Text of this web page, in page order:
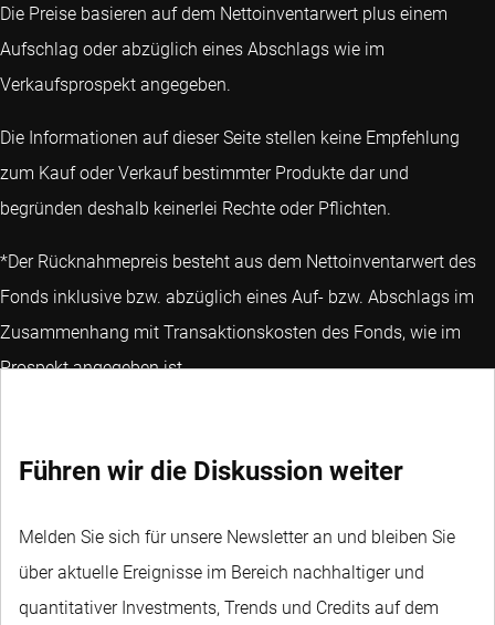
Die Preise basieren auf dem Nettoinventarwert plus einem
Aufschlag oder abzüglich eines Abschlags wie im
Verkaufsprospekt angegeben.
Die Informationen auf dieser Seite stellen keine Empfehlung
zum Kauf oder Verkauf bestimmter Produkte dar und
begründen deshalb keinerlei Rechte oder Pflichten.
*Der Rücknahmepreis besteht aus dem Nettoinventarwert des
Fonds inklusive bzw. abzüglich eines Auf- bzw. Abschlags im
Zusammenhang mit Transaktionskosten des Fonds, wie im
Prospekt angegeben ist.
Führen wir die Diskussion weiter
Melden Sie sich für unsere Newsletter an und bleiben Sie
über aktuelle Ereignisse im Bereich nachhaltiger und
quantitativer Investments, Trends und Credits auf dem